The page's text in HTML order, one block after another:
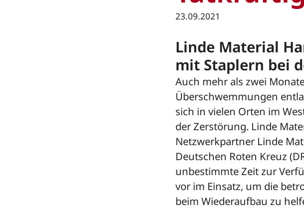
23.09.2021
Linde Material
mit Staplern bei
Auch mehr als zwei
Überschwemmungen
sich in vielen Orten im
der Zerstörung. Linde
Netzwerkpartner Linde
Deutschen Roten Kreuz
unbestimmte Zeit zur
vor im Einsatz, um die
beim Wiederaufbau zu